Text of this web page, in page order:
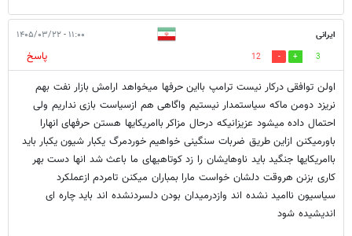
ایرانی ۱۱:۰۰ - ۱۴۰۵/۰۳/۲۲
3
12
پاسخ
اولن توافقی درکار نیست ترامپ بااین حرفها میخواهد ارامش بازار نفت بهم
نریزد دومن ماکه سیاستمدار نیستیم واگاهی هم ازسیاست بازی نداریم ولی
احتمال داده میشود عزیزانیکه درحال مزاکر باامریکایها هستن حرفهای انهارا
باورمیکنن ازاین طریق ضربات سنگینی خواهیم خوردمرگ یکبار شیون یکبار باید
باامریکایها جنگید باید ناوهایشان را زد کوتاهیهای ما باعث شد انها دست بهر
کاری بزنن هروقت دلشان خواست مارا بمباران میکنن تامردم ازعملکرد
سیاسیون ناامید نشده اند وازدرمیدان بودن دلسردنشده اند باید چاره ای
اندیشیده شود